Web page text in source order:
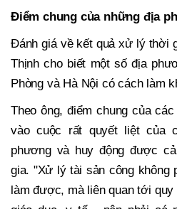
Điểm chung của những địa
Đánh giá về kết quả xử lý thời
Thịnh cho biết một số địa
Phòng và Hà Nội có cách làm
Theo ông, điểm chung của
vào cuộc rất quyết liệt của
phương và huy động được
gia. "Xử lý tài sản công không
làm được, mà liên quan tới